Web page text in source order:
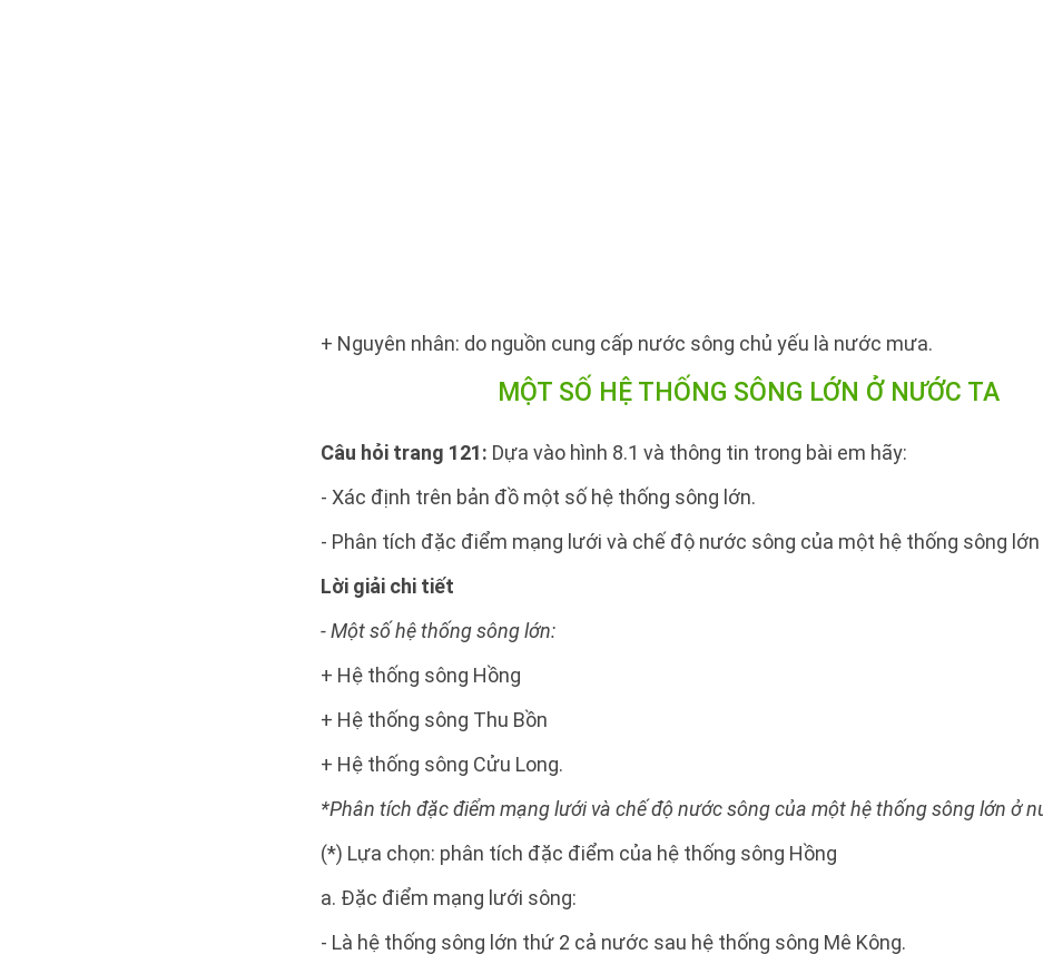
+ Nguyên nhân: do nguồn cung cấp nước sông chủ yếu là nước mưa.
MỘT SỐ HỆ THỐNG SÔNG LỚN Ở NƯỚC TA
Câu hỏi trang 121: Dựa vào hình 8.1 và thông tin trong bài em hãy:
- Xác định trên bản đồ một số hệ thống sông lớn.
- Phân tích đặc điểm mạng lưới và chế độ nước sông của một hệ thống sông
Lời giải chi tiết
- Một số hệ thống sông lớn:
+ Hệ thống sông Hồng
+ Hệ thống sông Thu Bồn
+ Hệ thống sông Cửu Long.
*Phân tích đặc điểm mạng lưới và chế độ nước sông của một hệ thống sông lớn ở
(*) Lựa chọn: phân tích đặc điểm của hệ thống sông Hồng
a. Đặc điểm mạng lưới sông:
- Là hệ thống sông lớn thứ 2 cả nước sau hệ thống sông Mê Kông.